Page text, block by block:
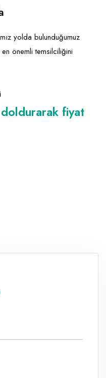
yolda bulunduğumuz
önemli temsilciliğini
fiyat